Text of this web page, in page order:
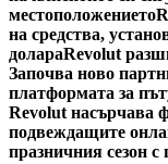
местоположението
на средства,
долараRevolut
Започва ново
платформата за
Revolut насърчава
подвеждащите
празничния сезон